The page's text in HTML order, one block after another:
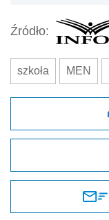
Źródło:
szkoła MEN